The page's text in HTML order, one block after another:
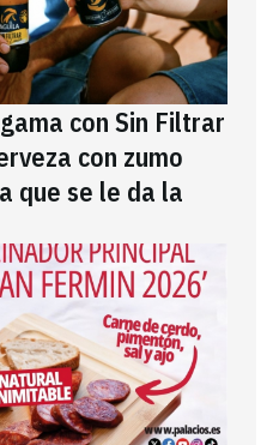
con Sin Filtrar
con zumo
que se le da la